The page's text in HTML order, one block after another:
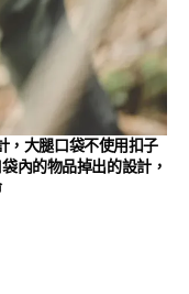
大腿口袋不使用扣子
內的物品掉出的設計，